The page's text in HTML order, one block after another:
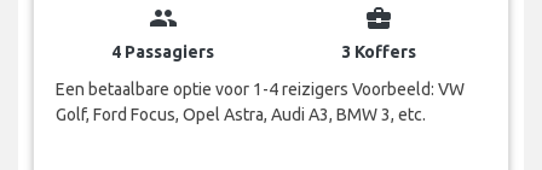
group
4 Passagiers
business_center
3 Koffers
Een betaalbare optie voor 1-4 reizigers Voorbeeld: VW
Golf, Ford Focus, Opel Astra, Audi A3, BMW 3, etc.